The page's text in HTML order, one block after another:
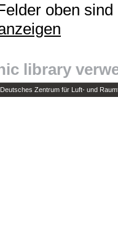
oben
library
Zentrum für Luft- und